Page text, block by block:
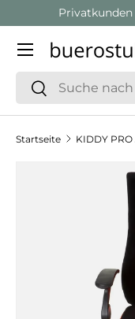
Direkt zum
Suchen
Suchen
Menü
Startseite KIDDY
Zu